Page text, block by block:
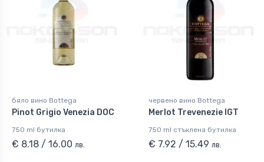
бяло вино Bottega
Pinot Grigio Venezia DOC
750 ml бутилка
€ 8.18 / 16.00 лв.
червено вино Bottega
Merlot Trevenezie IGT
750 ml стъклена бутилка
€ 7.92 / 15.49 лв.